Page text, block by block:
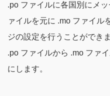
.po ファイルに各国別にメ
ァイルを元に .mo ファイル
ジの設定を行うことができま
.po ファイルから .mo ファ
にします。